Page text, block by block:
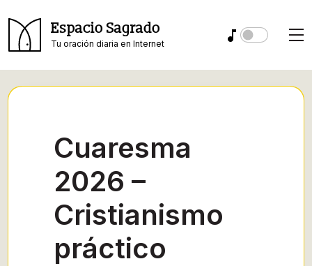
Espacio Sagrado
Tu oración diaria en Internet
Cuaresma
2026 –
Cristianismo
práctico